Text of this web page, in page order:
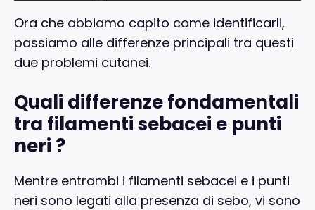
Ora che abbiamo capito come identificarli,
passiamo alle differenze principali tra questi
due problemi cutanei.
Quali differenze fondamentali
tra filamenti sebacei e punti
neri ?
Mentre entrambi i filamenti sebacei e i punti
neri sono legati alla presenza di sebo, vi sono